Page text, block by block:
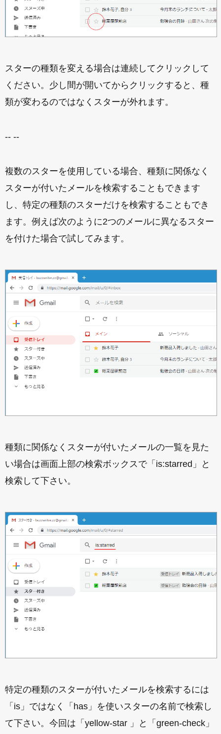
スターの種類を変える場合は連続してクリックして
ください。少し間が開いてからクリックすると、種
類が変わるのではなくスターが外れます。
-- --
複数のスターを使用している場合、種類に関係なく
スターが付いたメールを検索することもできます
し、特定の種類のスターだけを検索することもでき
ます。例えば次のように2つのメールに異なるスター
を付けた場合で試してみます。
種類に関係なくスターが付いたメールの一覧を見た
い場合は画面上部の検索ボックスで「is:starred」と
検索して下さい。
特定の種類のスターが付いたメールを検索するには
「is」ではなく「has」を使いスターの名前で検索し
て下さい。今回は「yellow-star 」と「green-check」